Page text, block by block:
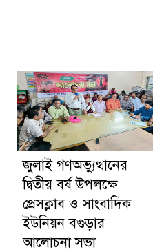
জুলাই গণঅভ্যুত্থানের
দ্বিতীয় বর্ষ উপলক্ষে
প্রেসক্লাব ও সাংবাদিক
ইউনিয়ন বগুড়ার
আলোচনা সভা